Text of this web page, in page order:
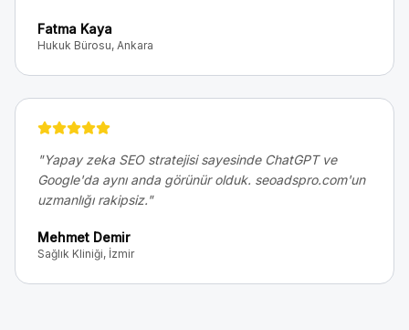
Fatma Kaya
Hukuk Bürosu, Ankara
"Yapay zeka SEO stratejisi sayesinde ChatGPT ve
Google'da aynı anda görünür olduk. seoadspro.com'un
uzmanlığı rakipsiz."
Mehmet Demir
Sağlık Kliniği, İzmir